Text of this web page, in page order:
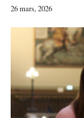
26 mars, 2026